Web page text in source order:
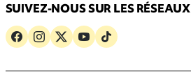
SUIVEZ-NOUS SUR LES RÉSEAUX